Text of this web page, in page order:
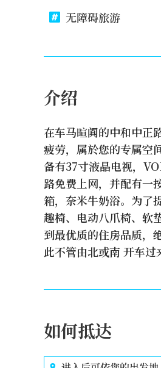
无障碍旅游
介绍
在车马暄阗的中和中正
疲劳，属於您的专属空
备有37寸液晶电视，
路免费上网，并配有一
箱，奈米牛奶浴。为了
趣椅、电动八爪椅、软
到最优质的住房品质，
此不管由北或南 开车过
如何抵达